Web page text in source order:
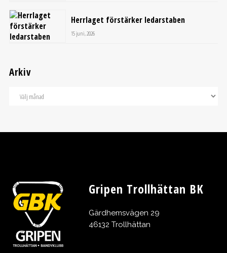
Herrlaget förstärker ledarstaben
15 juni, 2026
Arkiv
Gripen Trollhättan BK
Gärdhemsvägen 29
46132 Trollhättan